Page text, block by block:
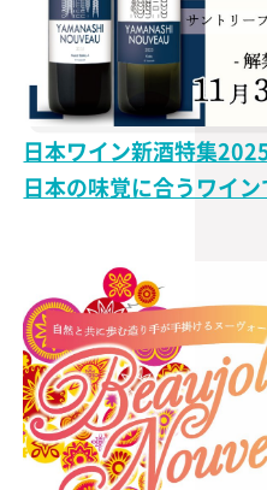
日本ワイン新酒特集
日本の味覚に合うワイ